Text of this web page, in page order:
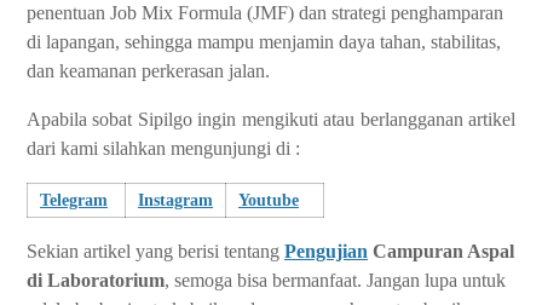
penentuan Job Mix Formula (JMF) dan strategi penghamparan
di lapangan, sehingga mampu menjamin daya tahan, stabilitas,
dan keamanan perkerasan jalan.
Apabila sobat Sipilgo ingin mengikuti atau berlangganan artikel
dari kami silahkan mengunjungi di :
Telegram Instagram Youtube
Sekian artikel yang berisi tentang Pengujian Campuran Aspal
di Laboratorium, semoga bisa bermanfaat. Jangan lupa untuk